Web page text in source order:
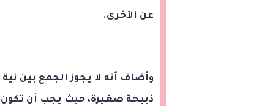
عن الأخرى.
وأضاف أنه لا يجوز الجمع بين
ذبيحة صغيرة، حيث يجب أن تكون